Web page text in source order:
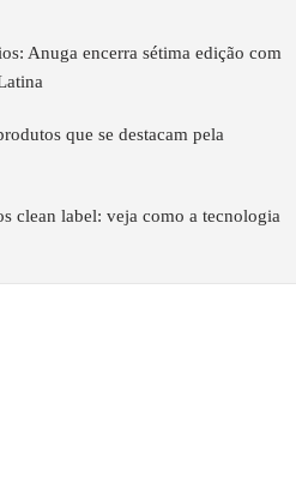
Anuga encerra sétima edição com
que se destacam pela
clean label: veja como a tecnologia